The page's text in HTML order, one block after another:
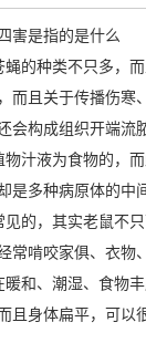
害是指的是什么
的种类不只多，
而且关于传播伤
会构成组织开端流
汁液为食物的，
是多种病原体的中
的，其实老鼠不
常啃咬家俱、衣
和、潮湿、食物
且身体扁平，可以